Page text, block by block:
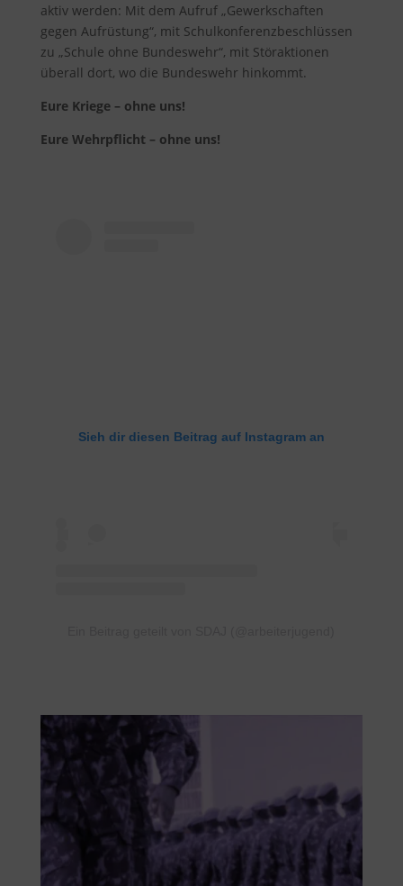
aktiv werden: Mit dem Aufruf „Gewerkschaften
gegen Aufrüstung“, mit Schulkonferenzbeschlüssen
zu „Schule ohne Bundeswehr“, mit Störaktionen
überall dort, wo die Bundeswehr hinkommt.
Eure Kriege – ohne uns!
Eure Wehrpflicht – ohne uns!
Sieh dir diesen Beitrag auf Instagram an